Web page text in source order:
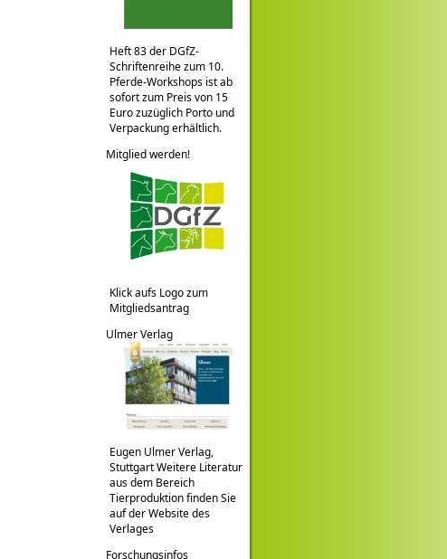
Heft 83 der DGfZ-
Schriftenreihe zum 10.
Pferde-Workshops ist ab
sofort zum Preis von 15
Euro zuzüglich Porto und
Verpackung erhältlich.
Mitglied werden!
Klick aufs Logo zum
Mitgliedsantrag
Ulmer Verlag
Eugen Ulmer Verlag,
Stuttgart Weitere Literatur
aus dem Bereich
Tierproduktion finden Sie
auf der Website des
Verlages
Forschungsinfos